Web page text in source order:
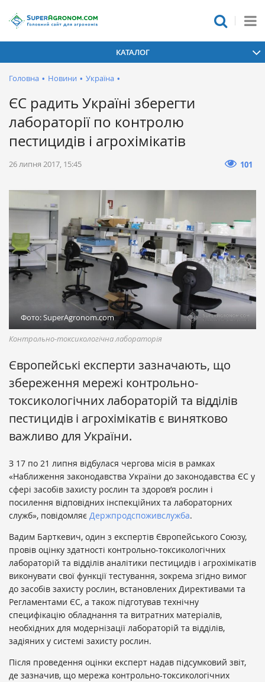
КАТАЛОГ
Головна • Новини • Україна •
ЄС радить Україні зберегти
лабораторії по контролю
пестицидів і агрохімікатів
26 липня 2017, 15:45 101
Фото: SuperAgronom.com
Контрольно-токсикологічна лабораторія
Європейські експерти зазначають, що
збереження мережі контрольно-
токсикологічних лабораторій та відділів
пестицидів і агрохімікатів є винятково
важливо для України.
З 17 по 21 липня відбулася чергова місія в рамках
«Наближення законодавства України до законодавства ЄС у
сфері засобів захисту рослин та здоров’я рослин і
посилення відповідних інспекційних та лабораторних
служб», повідомляє Держпродспоживслужба.
Вадим Барткевич, один з експертів Європейського Союзу,
провів оцінку здатності контрольно-токсикологічних
лабораторій та відділів аналітики пестицидів і агрохімікатів
виконувати свої функції тестування, зокрема згідно вимог
до засобів захисту рослин, встановлених Директивами та
Регламентами ЄС, а також підготував технічну
специфікацію обладнання та витратних матеріалів,
необхідних для модернізації лабораторій та відділів,
задіяних у системі захисту рослин.
Після проведення оцінки експерт надав підсумковий звіт,
де зазначив, що мережа контрольно-токсикологічних